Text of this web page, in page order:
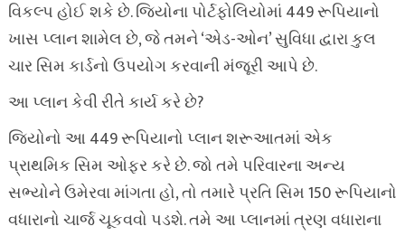
વિકલ્પ હોઈ શકે છે. જિયોના પોર્ટફોલિયોમાં 449 રૂપિયાનો
ખાસ પ્લાન શામેલ છે, જે તમને ‘એડ-ઓન’ સુવિધા દ્વારા કુલ
ચાર સિમ કાર્ડનો ઉપયોગ કરવાની મંજૂરી આપે છે.
આ પ્લાન કેવી રીતે કાર્ય કરે છે?
જિયોનો આ 449 રૂપિયાનો પ્લાન શરૂઆતમાં એક
પ્રાથમિક સિમ ઓફર કરે છે. જો તમે પરિવારના અન્ય
સભ્યોને ઉમેરવા માંગતા હો, તો તમારે પ્રતિ સિમ 150 રૂપિયાનો
વધારાનો ચાર્જ ચૂકવવો પડશે. તમે આ પ્લાનમાં ત્રણ વધારાના